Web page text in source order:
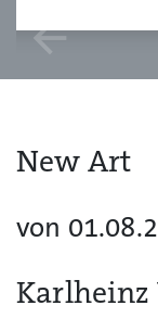
arrow_back
New Art
von
Karlheinz